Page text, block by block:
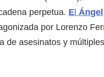
perpetua. El Ángel
por Lorenzo
de asesinatos y